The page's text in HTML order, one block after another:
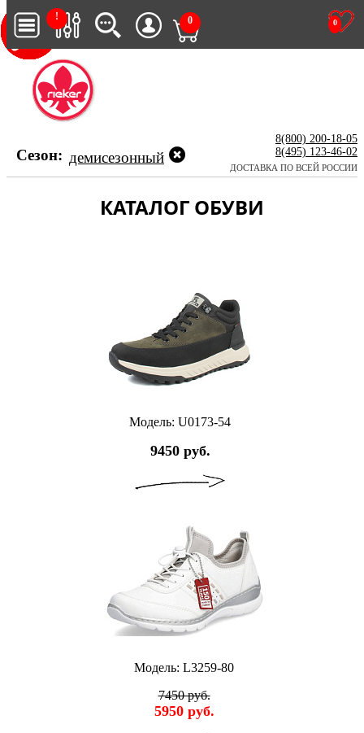
!
0
0
8(800) 200-18-05
8(495) 123-46-02
ДОСТАВКА ПО ВСЕЙ РОССИИ
Сезон: демисезонный
КАТАЛОГ ОБУВИ
Модель: U0173-54
9450 руб.
Модель: L3259-80
7450 руб.
5950 руб.